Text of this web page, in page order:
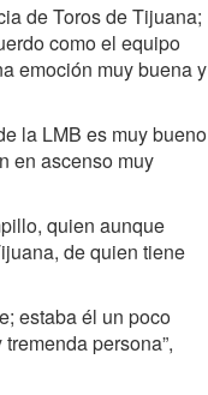
de Toros de Tijuana;
como el equipo
emoción muy buena y
la LMB es muy bueno
en ascenso muy
quien aunque
de quien tiene
estaba él un poco
persona”,